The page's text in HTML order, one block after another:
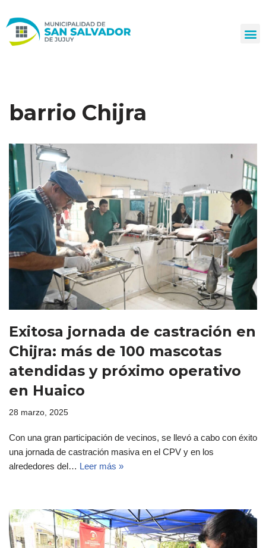
al
barrio Chijra
Exitosa jornada de castración en
Chijra: más de 100 mascotas
atendidas y próximo operativo
en Huaico
28 marzo, 2025
Con una gran participación de vecinos, se llevó a cabo con éxito
una jornada de castración masiva en el CPV y en los
alrededores del… Leer más »